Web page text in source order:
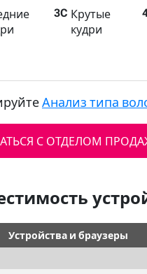
3C Крутые
кудри
Анализ типа
С ОТДЕЛОМ
Устройства и браузеры